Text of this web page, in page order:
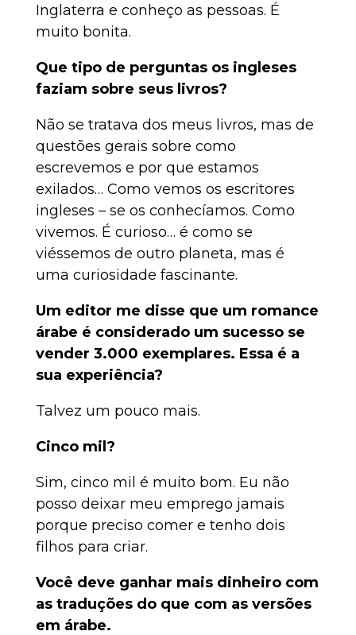
Inglaterra e conheço as pessoas. É
muito bonita.
Que tipo de perguntas os ingleses
faziam sobre seus livros?
Não se tratava dos meus livros, mas de
questões gerais sobre como
escrevemos e por que estamos
exilados… Como vemos os escritores
ingleses – se os conhecíamos. Como
vivemos. É curioso… é como se
viéssemos de outro planeta, mas é
uma curiosidade fascinante.
Um editor me disse que um romance
árabe é considerado um sucesso se
vender 3.000 exemplares. Essa é a
sua experiência?
Talvez um pouco mais.
Cinco mil?
Sim, cinco mil é muito bom. Eu não
posso deixar meu emprego jamais
porque preciso comer e tenho dois
filhos para criar.
Você deve ganhar mais dinheiro com
as traduções do que com as versões
em árabe.